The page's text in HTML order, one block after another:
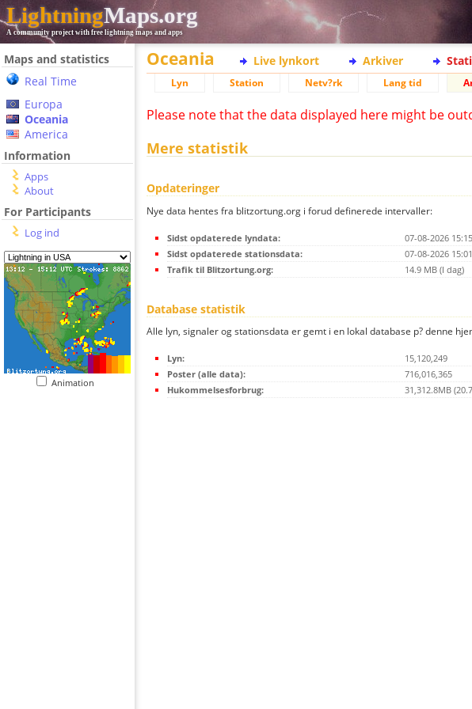
LightningMaps.org
A community project with free lightning maps and apps
Maps and statistics
Real Time
Europa
Oceania
America
Information
Apps
About
For Participants
Log ind
Animation
Oceania Live lynkort Arkiver
Lyn Station Netv?rk Lang tid
Please note that the data displayed here might be
Mere statistik
Opdateringer
Nye data hentes fra blitzortung.org i forud definerede intervaller:
Sidst opdaterede lyndata:
07-08-2026
Sidst opdaterede stationsdata:
07-08-2026
Trafik til Blitzortung.org:
14.9 MB (I dag)
Database statistik
Alle lyn, signaler og stationsdata er gemt i en lokal database p? denne
Lyn:
15,120,249
Poster (alle data):
716,016,365
Hukommelsesforbrug:
31,312.8MB